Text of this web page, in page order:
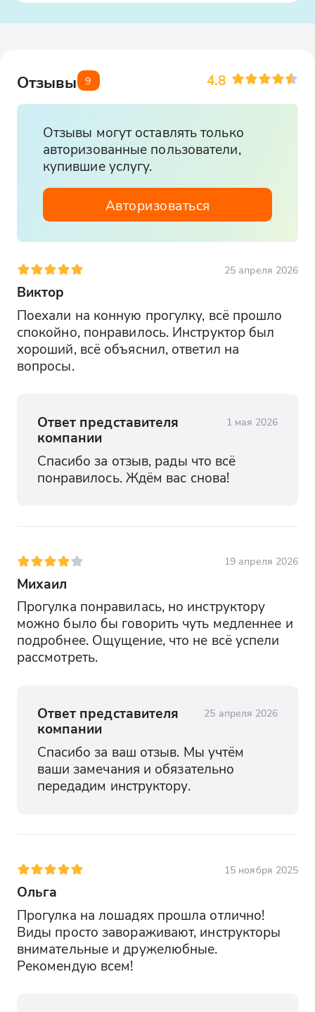
Вы можете добраться до локации на
общественном транспорте
Или заказать такси
Отзывы 9 4.8
Отзывы могут оставлять только
авторизованные пользователи,
купившие услугу.
Авторизоваться
25 апреля 2026
Виктор
Поехали на конную прогулку, всё прошло
спокойно, понравилось. Инструктор был
хороший, всё объяснил, ответил на
вопросы.
Ответ представителя
компании
1 мая 2026
Спасибо за отзыв, рады что всё
понравилось. Ждём вас снова!
19 апреля 2026
Михаил
Прогулка понравилась, но инструктору
можно было бы говорить чуть медленнее и
подробнее. Ощущение, что не всё успели
рассмотреть.
Ответ представителя
компании
25 апреля 2026
Спасибо за ваш отзыв. Мы учтём
ваши замечания и обязательно
передадим инструктору.
15 ноября 2025
Ольга
Прогулка на лошадях прошла отлично!
Виды просто завораживают, инструкторы
внимательные и дружелюбные.
Рекомендую всем!